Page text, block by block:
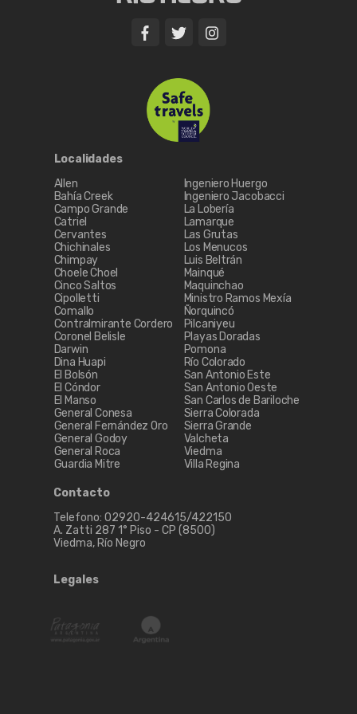
Localidades
Allen
Bahía Creek
Campo Grande
Catriel
Cervantes
Chichinales
Chimpay
Choele Choel
Cinco Saltos
Cipolletti
Comallo
Contralmirante Cordero
Coronel Belisle
Darwin
Dina Huapi
El Bolsón
El Cóndor
El Manso
General Conesa
General Fernández Oro
General Godoy
General Roca
Guardia Mitre
Ingeniero Huergo
Ingeniero Jacobacci
La Lobería
Lamarque
Las Grutas
Los Menucos
Luis Beltrán
Mainqué
Maquinchao
Ministro Ramos Mexía
Ñorquincó
Pilcaniyeu
Playas Doradas
Pomona
Río Colorado
San Antonio Este
San Antonio Oeste
San Carlos de Bariloche
Sierra Colorada
Sierra Grande
Valcheta
Viedma
Villa Regina
Contacto
Telefono: 02920-424615/422150
A. Zatti 287 1° Piso - CP (8500)
Viedma, Río Negro
Legales